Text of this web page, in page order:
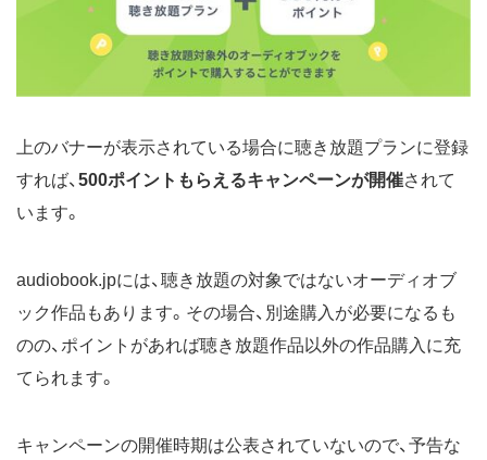
上のバナーが表示されている場合に聴き放題プランに登録
すれば、 500ポイントもらえるキャンペーンが開催されて
います。
audiobook.jpには、聴き放題の対象ではないオーディオブ
ック作品もあります。その場合、別途購入が必要になるも
のの、ポイントがあれば聴き放題作品以外の作品購入に充
てられます。
キャンペーンの開催時期は公表されていないので、予告な